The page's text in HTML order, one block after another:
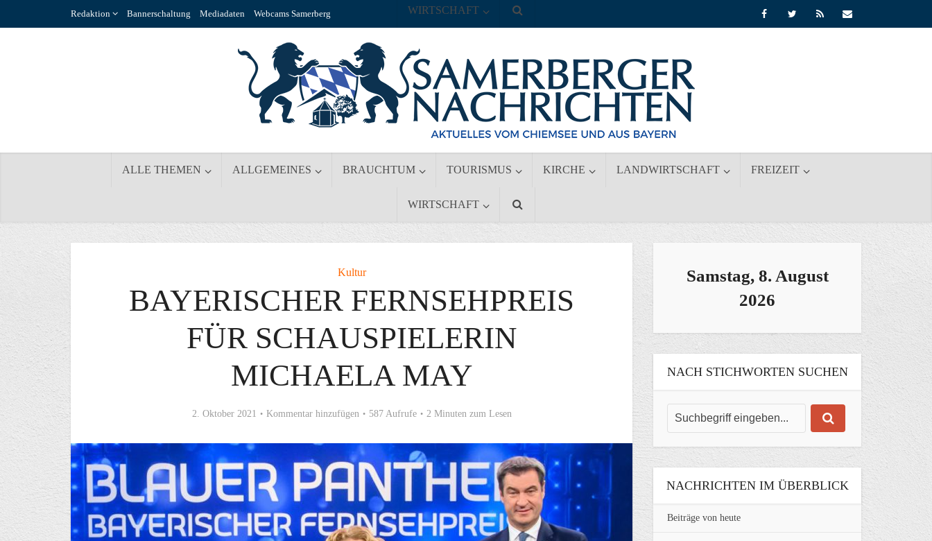
Redaktion Bannerschaltung Mediadaten Webcams Samerberg
ALLE THEMEN ALLGEMEINES BRAUCHTUM TOURISMUS KIRCHE LANDWIRTSCHAFT FREIZEIT
WIRTSCHAFT
WIRTSCHAFT
Kultur
BAYERISCHER FERNSEHPREIS
FÜR SCHAUSPIELERIN
MICHAELA MAY
2. Oktober 2021 Kommentar hinzufügen 587 Aufrufe 2 Minuten zum Lesen
Samstag, 8. August
2026
NACH STICHWORTEN SUCHEN
NACHRICHTEN IM ÜBERBLICK
Beiträge von heute